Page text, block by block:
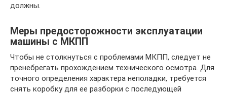
должны.
Меры предосторожности эксплуатации
машины с МКПП
Чтобы не столкнуться с проблемами МКПП, следует не
пренебрегать прохождением технического осмотра. Для
точного определения характера неполадки, требуется
снять коробку для ее разборки с последующей